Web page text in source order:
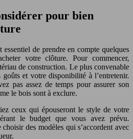
pour bien
essentiel de prendre en compte quelques
votre clôture. Pour commencer,
de construction. Le plus convenable
et votre disponibilité à l’entretenir.
pas assez de temps pour assurer son
le bois sont à exclure.
ceux qui épouseront le style de votre
le budget que vous avez prévu.
des modèles qui s’accordent avec